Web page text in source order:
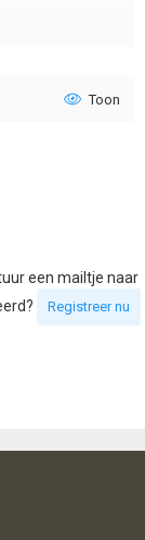
Toon
een mailtje naar
Registreer nu